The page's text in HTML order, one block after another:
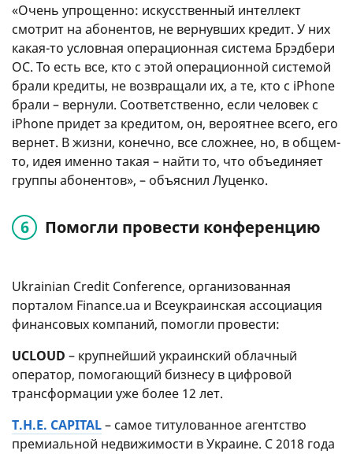
«Очень упрощенно: искусственный интеллект
смотрит на абонентов, не вернувших кредит. У них
какая-то условная операционная система Брэдбери
ОС. То есть все, кто с этой операционной системой
брали кредиты, не возвращали их, а те, кто с iPhone
брали – вернули. Соответственно, если человек с
iPhone придет за кредитом, он, вероятнее всего, его
вернет. В жизни, конечно, все сложнее, но, в общем-
то, идея именно такая – найти то, что объединяет
группы абонентов», – объяснил Луценко.
Помогли провести конференцию
Ukrainian Credit Conference, организованная
порталом Finance.ua и Всеукраинская ассоциация
финансовых компаний, помогли провести:
UCLOUD – крупнейший украинский облачный
оператор, помогающий бизнесу в цифровой
трансформации уже более 12 лет.
T.H.E. CAPITAL– самое титулованное агентство
премиальной недвижимости в Украине. С 2018 года